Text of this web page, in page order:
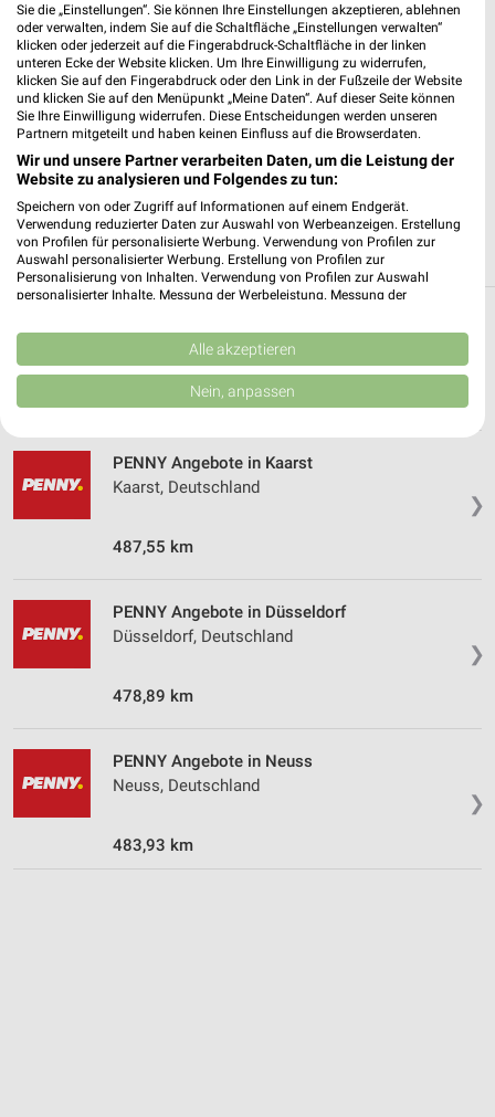
✔Standortgenaue Angebote
✔Folge deinem Lieblingshändler
✔Push-Benachrichtigungen bei neuen Prospekten
✔Einkaufsliste - Einkauf stressfrei planen
JETZT LADEN UND SPAREN!
Weitere PENNY Geschäfte mit Angeboten in
und um Meerbusch
5 Geschäfte und Orte
❯
PENNY Angebote in Kaarst
Kaarst, Deutschland
487,55 km
❯
PENNY Angebote in Düsseldorf
Düsseldorf, Deutschland
478,89 km
❯
PENNY Angebote in Neuss
Neuss, Deutschland
483,93 km
Sie die „Einstellungen“. Sie können Ihre Einstellungen akzeptieren, ablehnen
oder verwalten, indem Sie auf die Schaltfläche „Einstellungen verwalten“
klicken oder jederzeit auf die Fingerabdruck-Schaltfläche in der linken
unteren Ecke der Website klicken. Um Ihre Einwilligung zu widerrufen,
klicken Sie auf den Fingerabdruck oder den Link in der Fußzeile der Website
und klicken Sie auf den Menüpunkt „Meine Daten“. Auf dieser Seite können
Sie Ihre Einwilligung widerrufen. Diese Entscheidungen werden unseren
Partnern mitgeteilt und haben keinen Einfluss auf die Browserdaten.
Wir und unsere Partner verarbeiten Daten, um die Leistung der
Website zu analysieren und Folgendes zu tun:
Speichern von oder Zugriff auf Informationen auf einem Endgerät.
Verwendung reduzierter Daten zur Auswahl von Werbeanzeigen. Erstellung
von Profilen für personalisierte Werbung. Verwendung von Profilen zur
Auswahl personalisierter Werbung. Erstellung von Profilen zur
Personalisierung von Inhalten. Verwendung von Profilen zur Auswahl
personalisierter Inhalte. Messung der Werbeleistung. Messung der
Kombinationen von Daten aus verschiedenen Quellen. Entwicklung und
Verbesserung der Angebote. Verwendung reduzierter Daten zur Auswahl
von Inhalten.
Daten können außerhalb der Europäischen Union weitergegeben und in die
USA gesendet werden.
Website/App.
Partnerliste anzeigen (1 IAB-Anbieter)
Verwendung reduzierter Daten zur Auswahl von
Werbeanzeigen
Erstellung von Profilen für personalisierte
Verwendung von Profilen zur Auswahl
personalisierter Werbung
Erstellung von Profilen zur Personalisierung
von Inhalten
Alle akzeptieren
Nein, anpassen